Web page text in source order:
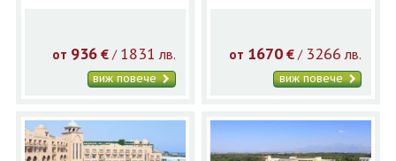
от 936 €/ 1831 лв.
виж повече
от 1670 € / 3266 лв.
виж повече